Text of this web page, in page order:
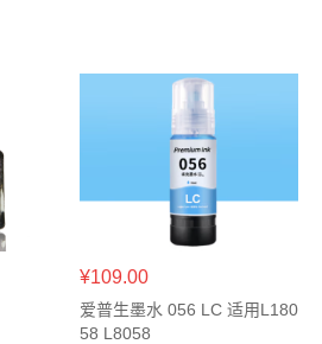
¥109.00
爱普生墨水 056 LC 适用L180
58 L8058